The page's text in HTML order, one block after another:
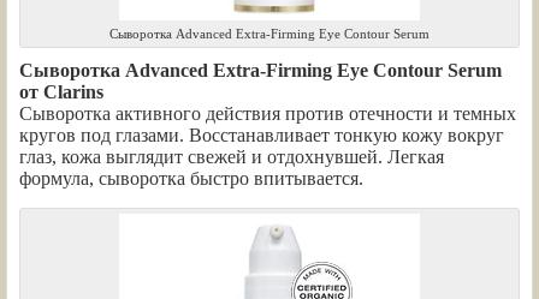
Сыворотка Advanced Extra-Firming Eye Contour Serum
Сыворотка Advanced Extra-Firming Eye Contour Serum
от Clarins
Сыворотка активного действия против отечности и темных
кругов под глазами. Восстанавливает тонкую кожу вокруг
глаз, кожа выглядит свежей и отдохнувшей. Легкая
формула, сыворотка быстро впитывается.